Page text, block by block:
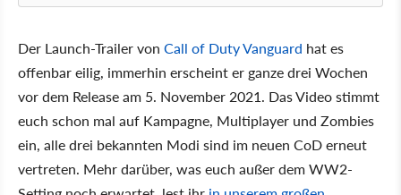
Der Launch-Trailer von Call of Duty Vanguard hat es
offenbar eilig, immerhin erscheint er ganze drei Wochen
vor dem Release am 5. November 2021. Das Video stimmt
euch schon mal auf Kampagne, Multiplayer und Zombies
ein, alle drei bekannten Modi sind im neuen CoD erneut
vertreten. Mehr darüber, was euch außer dem WW2-